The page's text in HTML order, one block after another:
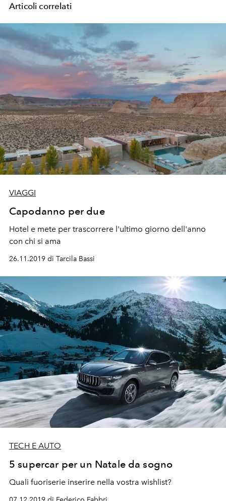
Articoli correlati
VIAGGI
Capodanno per due
Hotel e mete per trascorrere l'ultimo giorno dell'anno
con chi si ama
26.11.2019 di Tarcila Bassi
TECH E AUTO
5 supercar per un Natale da sogno
Quali fuoriserie inserire nella vostra wishlist?